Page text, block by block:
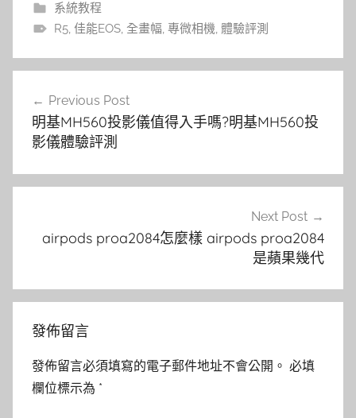
系統教程
R5, 佳能EOS, 全畫幅, 專微相機, 體驗評測
覽
Previous Post
明基MH560投影儀值得入手嗎?明基MH560投
影儀體驗評測
Next Post
airpods proa2084怎麼樣 airpods proa2084
是蘋果幾代
發佈留言
發佈留言必須填寫的電子郵件地址不會公開。 必填
欄位標示為 *